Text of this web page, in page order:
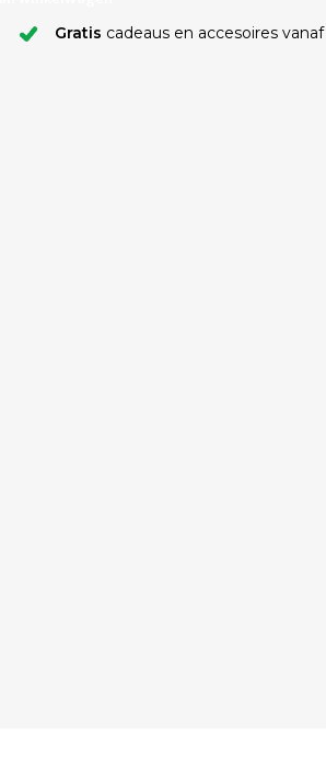
Gratis cadeaus en accesoires vanaf